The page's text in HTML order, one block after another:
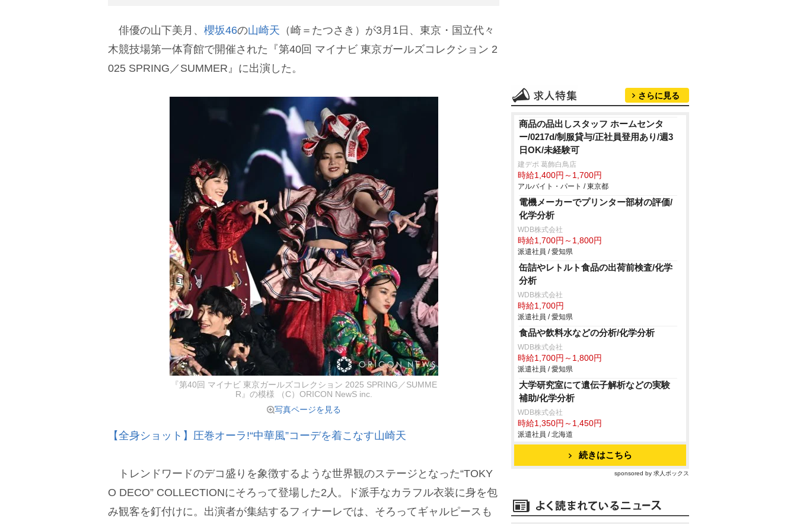
俳優の山下美月、 櫻坂46の山崎天 （崎＝たつさき）が3月1日、東京・国立代々
木競技場第一体育館で開催された『第40回 マイナビ 東京ガールズコレクション 2
025 SPRING／SUMMER』に出演した。
『第40回 マイナビ 東京ガールズコレクション 2025 SPRING／SUMME
R』の模様 （C）ORICON NewS inc.
写真ページを見る
【全身ショット】圧巻オーラ!“中華風”コーデを着こなす山崎天
トレンドワードのデコ盛りを象徴するような世界観のステージとなった“TOKY
O DECO” COLLECTIONにそろって登場した2人。ド派手なカラフル衣装に身を包
み観客を釘付けに。出演者が集結するフィナーレでは、そろってギャルピースも
さらに見る
商品の品出しスタッフ ホームセンタ
ー/0217d/制服貸与/正社員登用あり/週3
日OK/未経験可
建デポ 葛飾白鳥店
時給1,400円～1,700円
アルバイト・パート / 東京都
電機メーカーでプリンター部材の評価/
化学分析
WDB株式会社
時給1,700円～1,800円
派遣社員 / 愛知県
缶詰やレトルト食品の出荷前検査/化学
分析
WDB株式会社
時給1,700円
派遣社員 / 愛知県
食品や飲料水などの分析/化学分析
WDB株式会社
時給1,700円～1,800円
派遣社員 / 愛知県
大学研究室にて遺伝子解析などの実験
補助/化学分析
WDB株式会社
時給1,350円～1,450円
派遣社員 / 北海道
続きはこちら
sponsored by 求人ボックス